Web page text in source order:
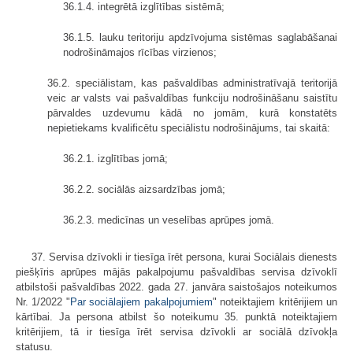
36.1.4. integrētā izglītības sistēmā;
36.1.5. lauku teritoriju apdzīvojuma sistēmas saglabāšanai
nodrošināmajos rīcības virzienos;
36.2. speciālistam, kas pašvaldības administratīvajā teritorijā
veic ar valsts vai pašvaldības funkciju nodrošināšanu saistītu
pārvaldes uzdevumu kādā no jomām, kurā konstatēts
nepietiekams kvalificētu speciālistu nodrošinājums, tai skaitā:
36.2.1. izglītības jomā;
36.2.2. sociālās aizsardzības jomā;
36.2.3. medicīnas un veselības aprūpes jomā.
37. Servisa dzīvokli ir tiesīga īrēt persona, kurai Sociālais dienests
piešķīris aprūpes mājās pakalpojumu pašvaldības servisa dzīvoklī
atbilstoši pašvaldības 2022. gada 27. janvāra saistošajos noteikumos
Nr. 1/2022 " Par sociālajiem pakalpojumiem" noteiktajiem kritērijiem un
kārtībai. Ja persona atbilst šo noteikumu 35. punktā noteiktajiem
kritērijiem, tā ir tiesīga īrēt servisa dzīvokli ar sociālā dzīvokļa
statusu.